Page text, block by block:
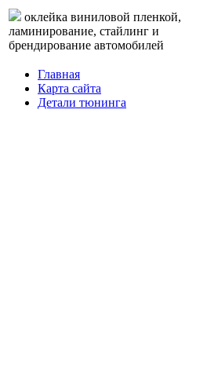
оклейка виниловой пленкой,
ламинирование, стайлинг и
брендирование автомобилей
Главная
Карта сайта
Детали тюнинга